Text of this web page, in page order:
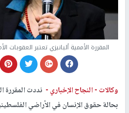
المقررة الأممية ألبانيزي تعتبر العقوبات
وكالات -النجاح الإخباري - نددت المقررة
بحالة حقوق الإنسان في الأراضي